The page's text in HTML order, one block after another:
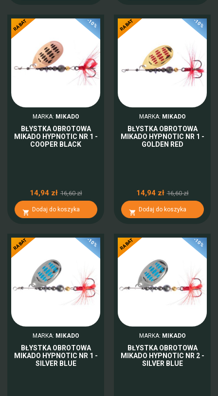
-10%
RABAT
MARKA: MIKADO
BŁYSTKA OBROTOWA
MIKADO HYPNOTIC NR 1 -
COOPER BLACK
14,94 zł 16,60 zł
 Dodaj do koszyka
-10%
RABAT
MARKA: MIKADO
BŁYSTKA OBROTOWA
MIKADO HYPNOTIC NR 1 -
GOLDEN RED
14,94 zł 16,60 zł
 Dodaj do koszyka
-10%
RABAT
MARKA: MIKADO
BŁYSTKA OBROTOWA
MIKADO HYPNOTIC NR 1 -
SILVER BLUE
-10%
RABAT
MARKA: MIKADO
BŁYSTKA OBROTOWA
MIKADO HYPNOTIC NR 2 -
SILVER BLUE